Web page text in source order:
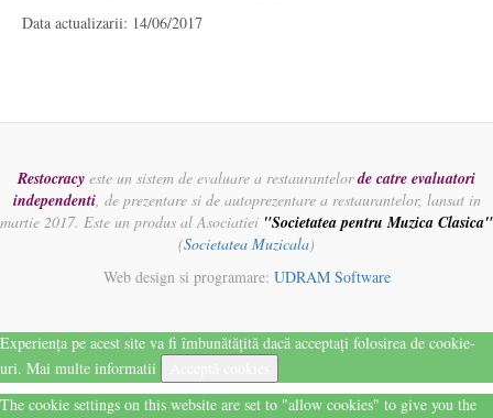
Data actualizarii: 14/06/2017
Restocracy este un sistem de evaluare a restaurantelorde catre evaluatori
independenti, de prezentare si de autoprezentare a restaurantelor, lansat in
martie 2017. Este un produs al Asociatiei "Societatea pentru Muzica Clasica"
(Societatea Muzicala)
Web design si programare: UDRAM Software
Experiența pe acest site va fi îmbunătățită dacă acceptați folosirea de cookie-
uri. Mai multe informatii
The cookie settings on this website are set to "allow cookies" to give you the